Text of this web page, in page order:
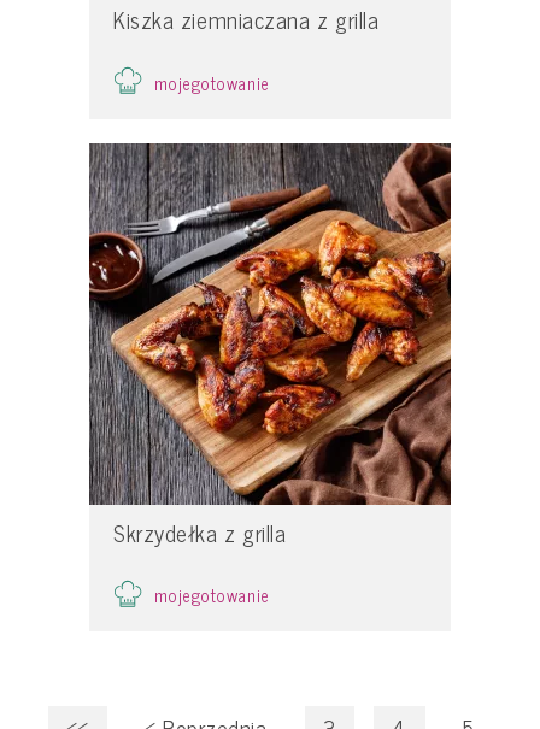
Kiszka ziemniaczana z grilla
mojegotowanie
Skrzydełka z grilla
mojegotowanie